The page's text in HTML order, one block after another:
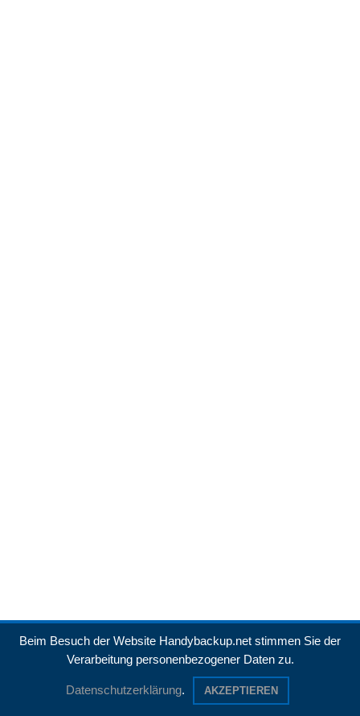
Beim Besuch der Website Handybackup.net stimmen Sie der
Verarbeitung personenbezogener Daten zu.
Datenschutzerklärung. AKZEPTIEREN